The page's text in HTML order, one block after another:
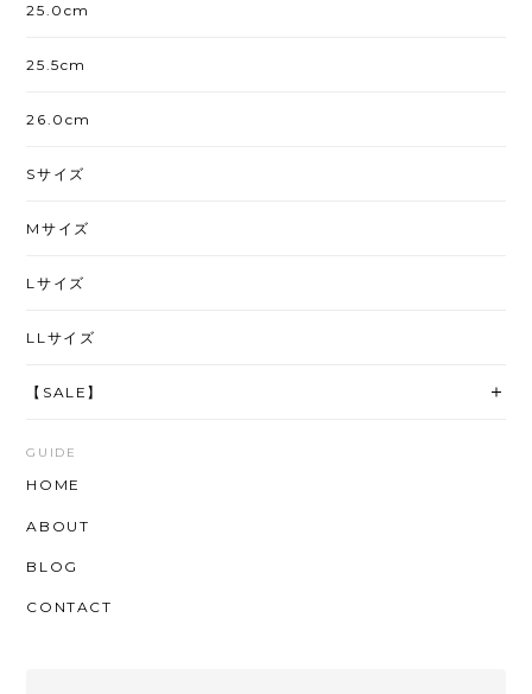
25.0cm
25.5cm
26.0cm
Sサイズ
Mサイズ
Lサイズ
LLサイズ
【SALE】
GUIDE
HOME
ABOUT
BLOG
CONTACT